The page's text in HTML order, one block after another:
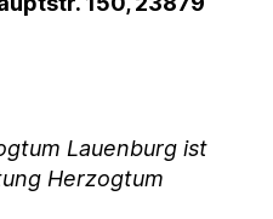
Lauenburg ist
Herzogtum